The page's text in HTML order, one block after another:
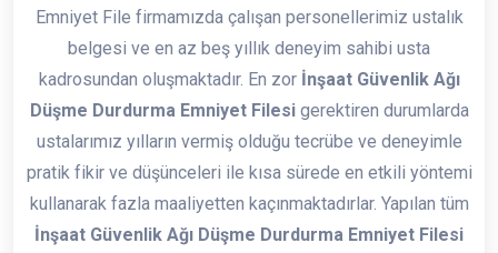
Emniyet File firmamızda çalışan personellerimiz ustalık
belgesi ve en az beş yıllık deneyim sahibi usta
kadrosundan oluşmaktadır. En zor İnşaat Güvenlik Ağı
Düşme Durdurma Emniyet Filesigerektiren durumlarda
ustalarımız yılların vermiş olduğu tecrübe ve deneyimle
pratik fikir ve düşünceleri ile kısa sürede en etkili yöntemi
kullanarak fazla maaliyetten kaçınmaktadırlar. Yapılan tüm
İnşaat Güvenlik Ağı Düşme Durdurma Emniyet Filesi